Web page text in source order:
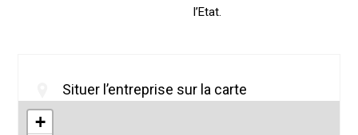
l’Etat.
Situer l’entreprise sur la carte
+